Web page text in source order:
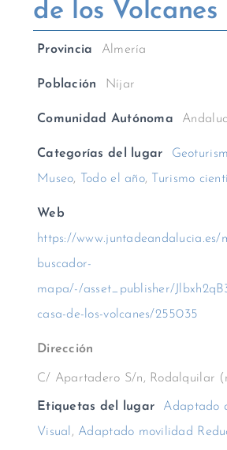
de los Volcanes
Provincia Almería
Población Níjar
Comunidad Autónoma
Categorías del lugar
Museo, Todo el año, Turismo
Web
https://
buscador-
mapa/-/asset_publisher/
casa-de-los-volcanes/255035
Dirección
C/ Apartadero S/n, Rodalquilar
Etiquetas del lugar
Adaptado
Visual , Adaptado movilidad